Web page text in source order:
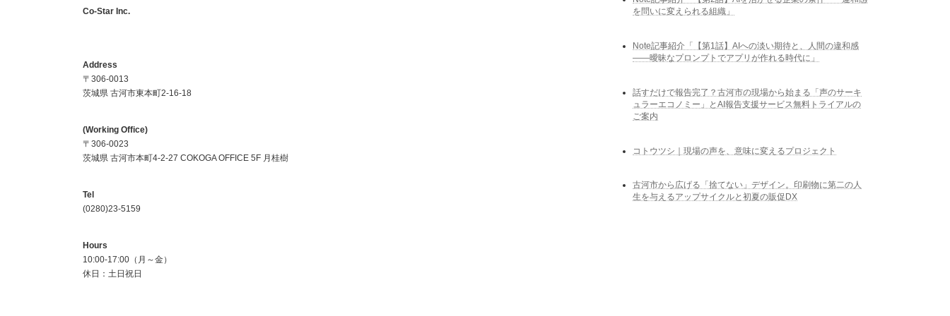
Co-Star Inc.
Address
〒306-0013
茨城県 古河市東本町2-16-18
(Working Office)
〒306-0023
茨城県 古河市本町4-2-27 COKOGA OFFICE 5F 月桂樹
Tel
(0280)23-5159
Hours
10:00-17:00（月～金）
休日：土日祝日
を問いに変えられる組織」
Note記事紹介「【第1話】AIへの淡い期待と、人間の違和感
――曖昧なプロンプトでアプリが作れる時代に」
話すだけで報告完了？古河市の現場から始まる「声のサーキ
ュラーエコノミー」とAI報告支援サービス無料トライアルの
ご案内
コトウツシ｜現場の声を、意味に変えるプロジェクト
古河市から広げる「捨てない」デザイン。印刷物に第二の人
生を与えるアップサイクルと初夏の販促DX